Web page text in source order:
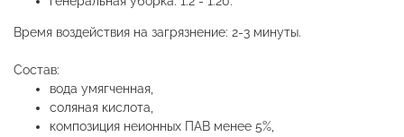
Время воздействия на загрязнение: 2-3 минуты.
Состав:
вода умягченная,
соляная кислота,
композиция неионных ПАВ менее 5%,